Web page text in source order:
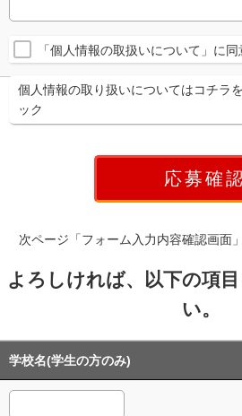
「個人情報の取扱いについて」に同
個人情報の取り扱いについてはコチラ
ック
次ページ「フォーム入力内容確認画面
よろしければ、以下の項
い。
学校名(学生の方のみ)